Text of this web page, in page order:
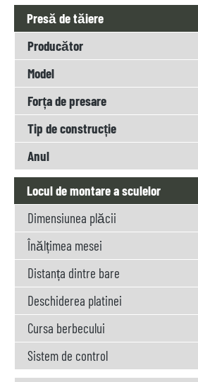
Presă de tăiere
Producător
Model
Forța de presare
Tip de construcție
Anul
Locul de montare a sculelor
Dimensiunea plăcii
Înălțimea mesei
Distanța dintre bare
Deschiderea platinei
Cursa berbecului
Sistem de control